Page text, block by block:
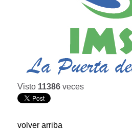
Visto 11386 veces
volver arriba